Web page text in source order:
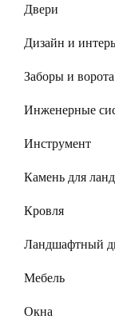
Двери
Дизайн и
Заборы и ворота
Инженерные
Инструмент
Камень для
Кровля
Ландшафтный
Мебель
Окна